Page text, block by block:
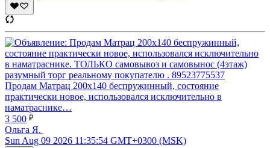
Продам Матрац 200х140 беспружинный, состояние
практически новое, использовался исключительно в
наматраснике…
3 500
Ольга Я.
Sun Aug 09 2026 11:35:54 GMT+0300 (MSK)